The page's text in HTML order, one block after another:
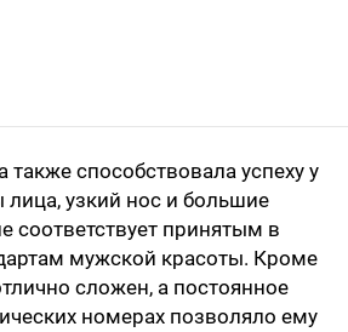
способствовала успеху у
лица, узкий нос и большие
соответствует принятым в
мужской красоты. Кроме
сложен, а постоянное
номерах позволяло ему